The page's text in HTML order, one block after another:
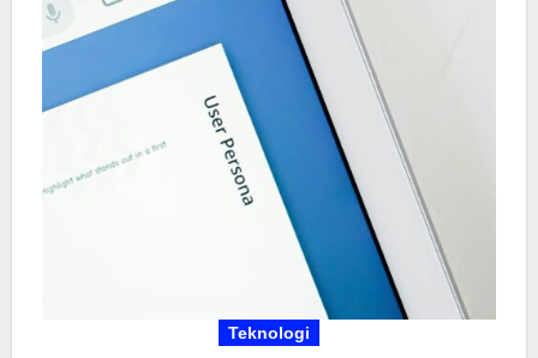
hijau. Provinsi Bali, lewat dinas lingkungan
setempat, aktif memanfaatkannya demi
mewujudkan pembangunan berkelanjutan. Dengan
begitu, warisan alam dan budaya Bali bisa
dinikmati oleh generasi mendatang tanpa terkikis
polusi atau eksploitasi berlebihan.
Teknologi